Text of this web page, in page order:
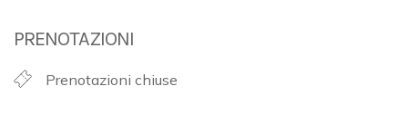
PRENOTAZIONI
Prenotazioni chiuse